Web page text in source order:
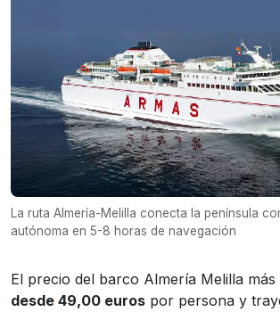
La ruta Almería-Melilla conecta la península
autónoma en 5-8 horas de navegación
El precio del barco Almería Melilla más
desde 49,00 euros por persona y